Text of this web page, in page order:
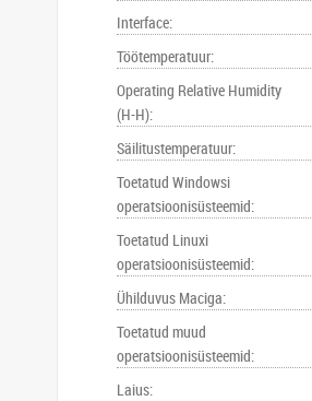
Interface:
Töötemperatuur:
Operating Relative Humidity
(H-H):
Säilitustemperatuur:
Toetatud Windowsi
operatsioonisüsteemid:
Toetatud Linuxi
operatsioonisüsteemid:
Ühilduvus Maciga:
Toetatud muud
operatsioonisüsteemid:
Laius: